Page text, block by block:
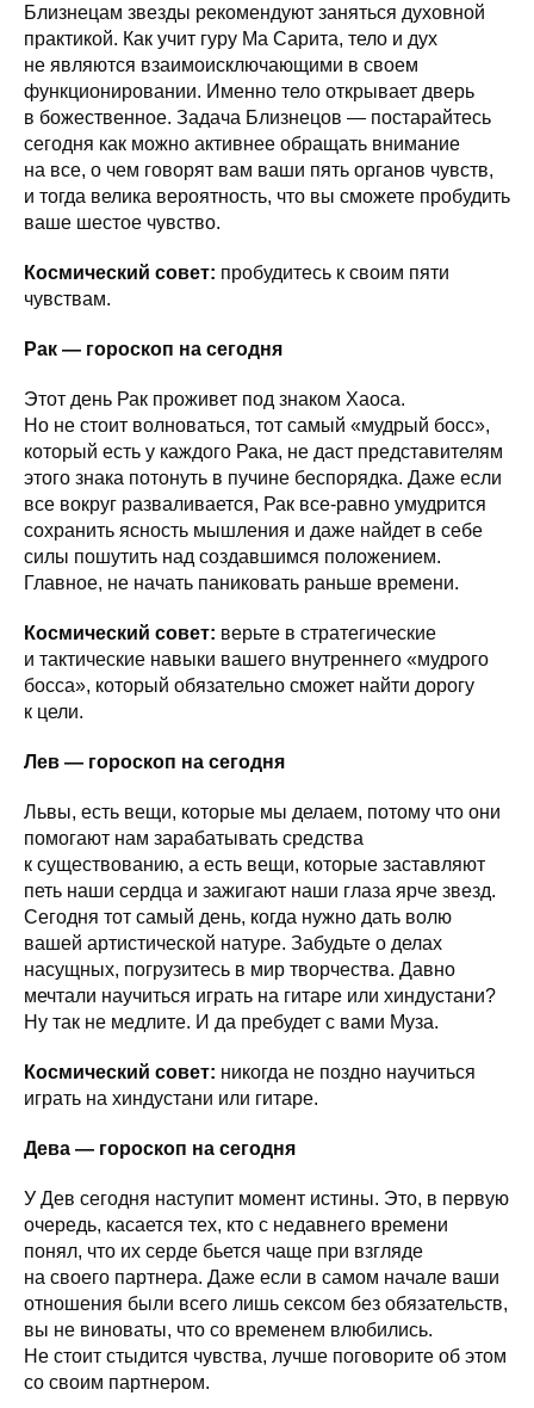
Близнецам звезды рекомендуют заняться духовной
практикой. Как учит гуру Ма Сарита, тело и дух
не являются взаимоисключающими в своем
функционировании. Именно тело открывает дверь
в божественное. Задача Близнецов — постарайтесь
сегодня как можно активнее обращать внимание
на все, о чем говорят вам ваши пять органов чувств,
и тогда велика вероятность, что вы сможете пробудить
ваше шестое чувство.
Космический совет: пробудитесь к своим пяти
чувствам.
Рак — гороскоп на сегодня
Этот день Рак проживет под знаком Хаоса.
Но не стоит волноваться, тот самый «мудрый босс»,
который есть у каждого Рака, не даст представителям
этого знака потонуть в пучине беспорядка. Даже если
все вокруг разваливается, Рак все-равно умудрится
сохранить ясность мышления и даже найдет в себе
силы пошутить над создавшимся положением.
Главное, не начать паниковать раньше времени.
Космический совет: верьте в стратегические
и тактические навыки вашего внутреннего «мудрого
босса», который обязательно сможет найти дорогу
к цели.
Лев — гороскоп на сегодня
Львы, есть вещи, которые мы делаем, потому что они
помогают нам зарабатывать средства
к существованию, а есть вещи, которые заставляют
петь наши сердца и зажигают наши глаза ярче звезд.
Сегодня тот самый день, когда нужно дать волю
вашей артистической натуре. Забудьте о делах
насущных, погрузитесь в мир творчества. Давно
мечтали научиться играть на гитаре или хиндустани?
Ну так не медлите. И да пребудет с вами Муза.
Космический совет: никогда не поздно научиться
играть на хиндустани или гитаре.
Дева — гороскоп на сегодня
У Дев сегодня наступит момент истины. Это, в первую
очередь, касается тех, кто с недавнего времени
понял, что их серде бьется чаще при взгляде
на своего партнера. Даже если в самом начале ваши
отношения были всего лишь сексом без обязательств,
вы не виноваты, что со временем влюбились.
Не стоит стыдится чувства, лучше поговорите об этом
со своим партнером.